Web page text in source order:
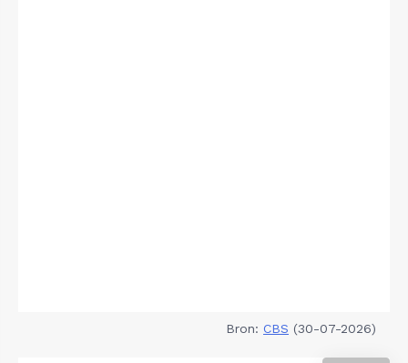
Bron: CBS (30-07-2026)